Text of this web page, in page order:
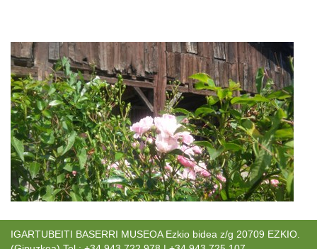
IGARTUBEITI BASERRI MUSEOA Ezkio bidea z/g 20709 EZKIO.